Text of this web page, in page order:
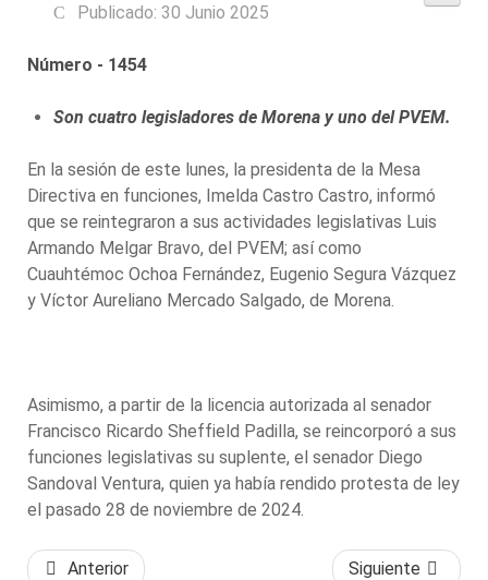
Publicado: 30 Junio 2025
Número - 1454
Son cuatro legisladores de Morena y uno del PVEM.
En la sesión de este lunes, la presidenta de la Mesa
Directiva en funciones, Imelda Castro Castro, informó
que se reintegraron a sus actividades legislativas Luis
Armando Melgar Bravo, del PVEM; así como
Cuauhtémoc Ochoa Fernández, Eugenio Segura Vázquez
y Víctor Aureliano Mercado Salgado, de Morena.
Asimismo, a partir de la licencia autorizada al senador
Francisco Ricardo Sheffield Padilla, se reincorporó a sus
funciones legislativas su suplente, el senador Diego
Sandoval Ventura, quien ya había rendido protesta de ley
el pasado 28 de noviembre de 2024.
Anterior Siguiente